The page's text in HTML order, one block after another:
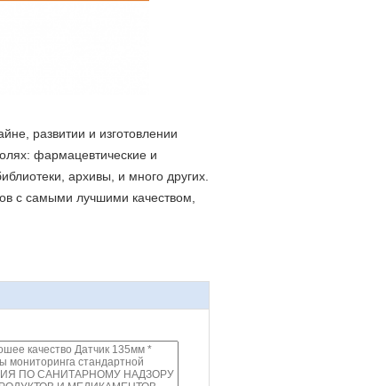
развитии и изготовлении
фармацевтические и
архивы, и много других.
с самыми лучшими качеством,